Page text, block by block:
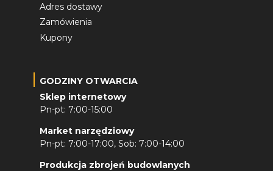
Adres dostawy
Zamówienia
Kupony
GODZINY OTWARCIA
Sklep internetowy
Pn-pt: 7:00-15:00
Market narzędziowy
Pn-pt: 7:00-17:00, Sob: 7:00-14:00
Produkcja zbrojeń budowlanych